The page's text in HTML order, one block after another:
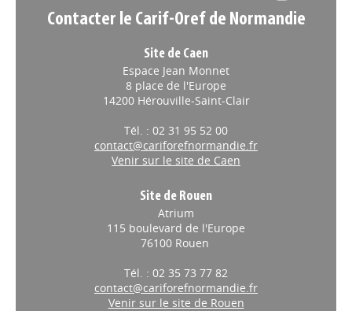
Contacter le Carif-Oref de Normandie
Site de Caen
Espace Jean Monnet
8 place de l'Europe
14200 Hérouville-Saint-Clair
Tél. : 02 31 95 52 00
contact@cariforefnormandie.fr
Venir sur le site de Caen
Site de Rouen
Atrium
115 boulevard de l'Europe
76100 Rouen
Tél. : 02 35 73 77 82
contact@cariforefnormandie.fr
Venir sur le site de Rouen